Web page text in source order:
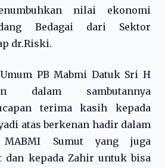
nilai ekonomi
Bedagai dari Sektor
dr.Riski.
PB Mabmi Datuk Sri H
dalam sambutannya
terima kasih kepada
atas berkenan hadir dalam
Sumut yang juga
dan kepada Zahir untuk bisa